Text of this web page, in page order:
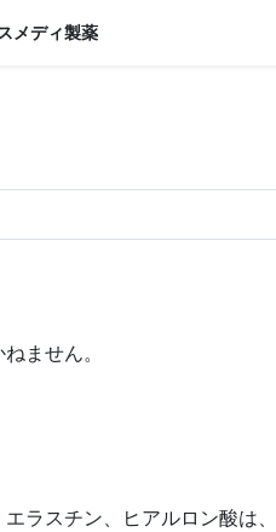
メディ製薬
ません。
ラスチン、ヒアルロン酸は